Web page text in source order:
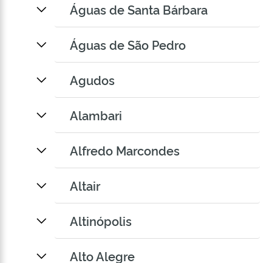
Águas de Santa Bárbara
Águas de São Pedro
Agudos
Alambari
Alfredo Marcondes
Altair
Altinópolis
Alto Alegre